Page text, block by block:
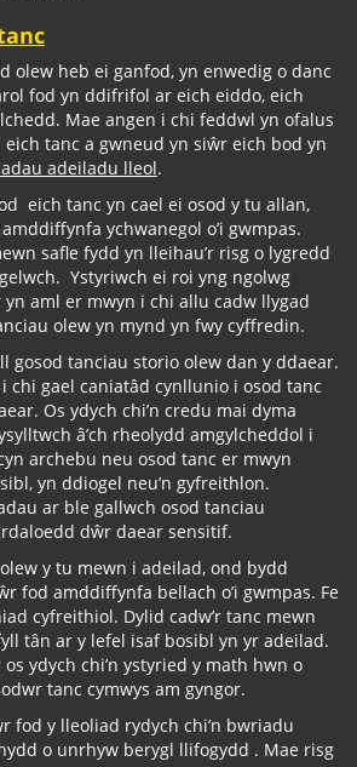
olew heb ei ganfod, yn enwedig o danc
fod yn ddifrifol ar eich eiddo, eich
Mae angen i chi feddwl yn ofalus
tanc a gwneud yn siŵr eich bod yn
adeiladu lleol.
eich tanc yn cael ei osod y tu allan,
ychwanegol o’i gwmpas.
safle fydd yn lleihau’r risg o lygredd
Ystyriwch ei roi yng ngolwg
aml er mwyn i chi allu cadw llygad
olew yn mynd yn fwy cyffredin.
gosod tanciau storio olew dan y ddaear.
chi gael caniatâd cynllunio i osod tanc
Os ydych chi’n credu mai dyma
â’ch rheolydd amgylcheddol i
archebu neu osod tanc er mwyn
yn ddiogel neu’n gyfreithlon.
ar ble gallwch osod tanciau
dŵr daear sensitif.
y tu mewn i adeilad, ond bydd
fod amddiffynfa bellach o’i gwmpas. Fe
cyfreithiol. Dylid cadw’r tanc mewn
tân ar y lefel isaf bosibl yn yr adeilad.
ydych chi’n ystyried y math hwn o
tanc cymwys am gyngor.
fod y lleoliad rydych chi’n bwriadu
o unrhyw berygl llifogydd . Mae risg